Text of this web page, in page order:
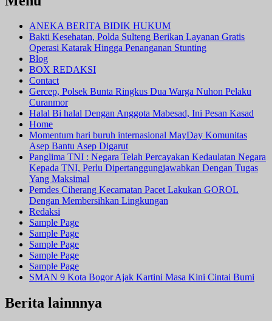
ANEKA BERITA BIDIK HUKUM
Bakti Kesehatan, Polda Sulteng Berikan Layanan Gratis
Operasi Katarak Hingga Penanganan Stunting
Blog
BOX REDAKSI
Contact
Gercep, Polsek Bunta Ringkus Dua Warga Nuhon Pelaku
Curanmor
Halal Bi halal Dengan Anggota Mabesad, Ini Pesan Kasad
Home
Momentum hari buruh internasional MayDay Komunitas
Asep Bantu Asep Digarut
Panglima TNI : Negara Telah Percayakan Kedaulatan Negara
Kepada TNI, Perlu Dipertanggungjawabkan Dengan Tugas
Yang Maksimal
Pemdes Ciherang Kecamatan Pacet Lakukan GOROL
Dengan Membersihkan Lingkungan
Redaksi
Sample Page
Sample Page
Sample Page
Sample Page
Sample Page
SMAN 9 Kota Bogor Ajak Kartini Masa Kini Cintai Bumi
Berita lainnnya